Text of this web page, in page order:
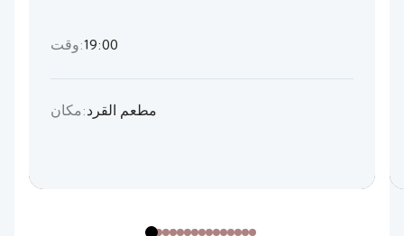
وقت:19:00
مكان:مطعم القرد